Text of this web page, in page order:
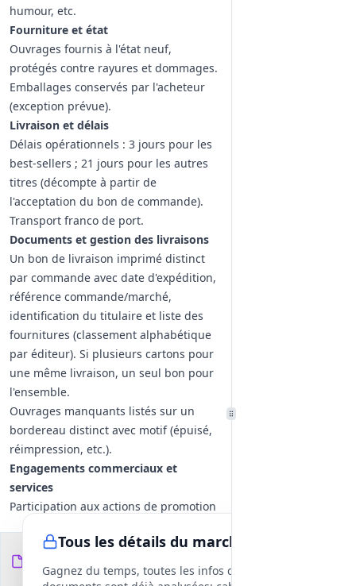
humour, etc.
Fourniture et état
Ouvrages fournis à l'état neuf,
protégés contre rayures et dommages.
Emballages conservés par l'acheteur
(exception prévue).
Livraison et délais
Délais opérationnels : 3 jours pour les
best‑sellers ; 21 jours pour les autres
titres (décompte à partir de
l'acceptation du bon de commande).
Transport franco de port.
Documents et gestion des livraisons
Un bon de livraison imprimé distinct
par commande avec date d'expédition,
référence commande/marché,
identification du titulaire et liste des
fournitures (classement alphabétique
par éditeur). Si plusieurs cartons pour
une même livraison, un seul bon pour
l'ensemble.
Ouvrages manquants listés sur un
bordereau distinct avec motif (épuisé,
réimpression, etc.).
Engagements commerciaux et
services
Participation aux actions de promotion
Présentation des nouveautés au moins
deux fois par an pour ce lot et mise à
disposition d'outils
Tous les détails du marché
Gagnez du temps, toutes les infos des
Documents du
DCE
fichiers